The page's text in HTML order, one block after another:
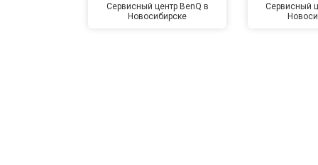
Сервисный центр BenQ в
Новосибирске
Сервисный